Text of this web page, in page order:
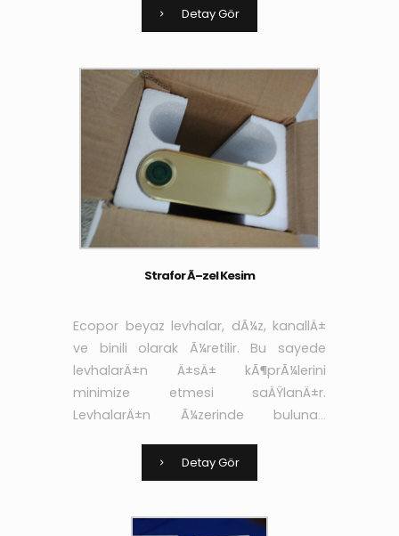
yapÄ±ÅŸtÄ±rÄ±cÄ± ve sÄ±vanÄ±n
aderans niteliÄŸi arttÄ±rÄ±larak yÃ¼k
Detay Gör
Strafor Ã–zel Kesim
Ecopor beyaz levhalar, dÃ¼z, kanallÄ±
ve binili olarak Ã¼retilir. Bu sayede
levhalarÄ±n Ä±sÄ± kÃ¶prÃ¼lerini
minimize etmesi saÄŸlanÄ±r.
LevhalarÄ±n Ã¼zerinde bulunan
yapÄ±ÅŸtÄ±rÄ±cÄ± ve sÄ±vanÄ±n
aderans niteliÄŸi arttÄ±rÄ±larak yÃ¼k
Detay Gör